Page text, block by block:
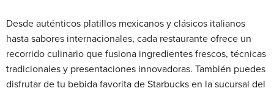
Desde auténticos platillos mexicanos y clásicos italianos
hasta sabores internacionales, cada restaurante ofrece un
recorrido culinario que fusiona ingredientes frescos, técnicas
tradicionales y presentaciones innovadoras. También puedes
disfrutar de tu bebida favorita de Starbucks en la sucursal del